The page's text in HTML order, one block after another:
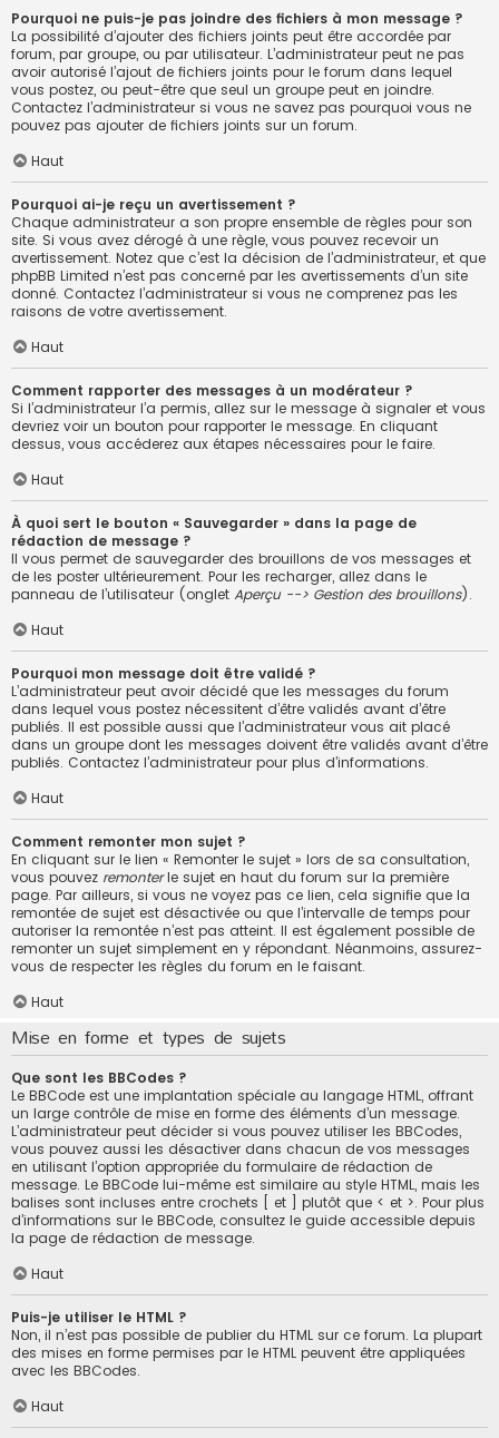
Pourquoi ne puis-je pas joindre des fichiers à mon message ?
La possibilité d’ajouter des fichiers joints peut être accordée par
forum, par groupe, ou par utilisateur. L’administrateur peut ne pas
avoir autorisé l’ajout de fichiers joints pour le forum dans lequel
vous postez, ou peut-être que seul un groupe peut en joindre.
Contactez l’administrateur si vous ne savez pas pourquoi vous ne
pouvez pas ajouter de fichiers joints sur un forum.
Haut
Pourquoi ai-je reçu un avertissement ?
Chaque administrateur a son propre ensemble de règles pour son
site. Si vous avez dérogé à une règle, vous pouvez recevoir un
avertissement. Notez que c’est la décision de l’administrateur, et que
phpBB Limited n’est pas concerné par les avertissements d’un site
donné. Contactez l’administrateur si vous ne comprenez pas les
raisons de votre avertissement.
Haut
Comment rapporter des messages à un modérateur ?
Si l’administrateur l’a permis, allez sur le message à signaler et vous
devriez voir un bouton pour rapporter le message. En cliquant
dessus, vous accéderez aux étapes nécessaires pour le faire.
Haut
À quoi sert le bouton « Sauvegarder » dans la page de
rédaction de message ?
Il vous permet de sauvegarder des brouillons de vos messages et
de les poster ultérieurement. Pour les recharger, allez dans le
panneau de l’utilisateur (onglet Aperçu --> Gestion des brouillons).
Haut
Pourquoi mon message doit être validé ?
L’administrateur peut avoir décidé que les messages du forum
dans lequel vous postez nécessitent d’être validés avant d’être
publiés. Il est possible aussi que l’administrateur vous ait placé
dans un groupe dont les messages doivent être validés avant d’être
publiés. Contactez l’administrateur pour plus d’informations.
Haut
Comment remonter mon sujet ?
En cliquant sur le lien « Remonter le sujet » lors de sa consultation,
vous pouvez remonterle sujet en haut du forum sur la première
page. Par ailleurs, si vous ne voyez pas ce lien, cela signifie que la
remontée de sujet est désactivée ou que l’intervalle de temps pour
autoriser la remontée n’est pas atteint. Il est également possible de
remonter un sujet simplement en y répondant. Néanmoins, assurez-
vous de respecter les règles du forum en le faisant.
Haut
Mise en forme et types de sujets
Que sont les BBCodes ?
Le BBCode est une implantation spéciale au langage HTML, offrant
un large contrôle de mise en forme des éléments d’un message.
L’administrateur peut décider si vous pouvez utiliser les BBCodes,
vous pouvez aussi les désactiver dans chacun de vos messages
en utilisant l’option appropriée du formulaire de rédaction de
message. Le BBCode lui-même est similaire au style HTML, mais les
balises sont incluses entre crochets [ et ] plutôt que < et >. Pour plus
d’informations sur le BBCode, consultez le guide accessible depuis
la page de rédaction de message.
Haut
Puis-je utiliser le HTML ?
Non, il n’est pas possible de publier du HTML sur ce forum. La plupart
des mises en forme permises par le HTML peuvent être appliquées
avec les BBCodes.
Haut